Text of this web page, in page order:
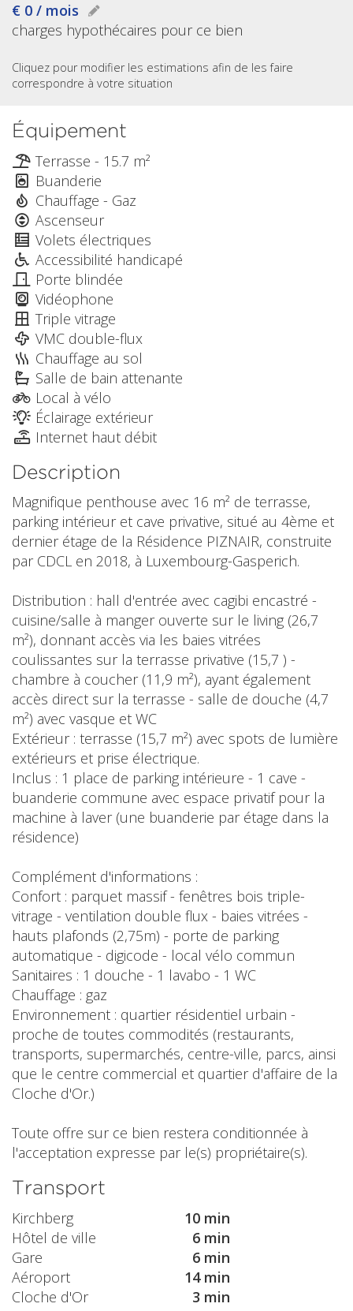
€ 0 / mois
charges hypothécaires pour ce bien
Cliquez pour modifier les estimations afin de les faire
correspondre à votre situation
Équipement
Terrasse - 15.7 m²
Buanderie
Chauffage - Gaz
Ascenseur
Volets électriques
Accessibilité handicapé
Porte blindée
Vidéophone
Triple vitrage
VMC double-flux
Chauffage au sol
Salle de bain attenante
Local à vélo
Éclairage extérieur
Internet haut débit
Description
Magnifique penthouse avec 16 m² de terrasse,
parking intérieur et cave privative, situé au 4ème et
dernier étage de la Résidence PIZNAIR, construite
par CDCL en 2018, à Luxembourg-Gasperich.
Distribution : hall d'entrée avec cagibi encastré -
cuisine/salle à manger ouverte sur le living (26,7
m²), donnant accès via les baies vitrées
coulissantes sur la terrasse privative (15,7 ) -
chambre à coucher (11,9 m²), ayant également
accès direct sur la terrasse - salle de douche (4,7
m²) avec vasque et WC
Extérieur : terrasse (15,7 m²) avec spots de lumière
extérieurs et prise électrique.
Inclus : 1 place de parking intérieure - 1 cave -
buanderie commune avec espace privatif pour la
machine à laver (une buanderie par étage dans la
résidence)
Complément d'informations :
Confort : parquet massif - fenêtres bois triple-
vitrage - ventilation double flux - baies vitrées -
hauts plafonds (2,75m) - porte de parking
automatique - digicode - local vélo commun
Sanitaires : 1 douche - 1 lavabo - 1 WC
Chauffage : gaz
Environnement : quartier résidentiel urbain -
proche de toutes commodités (restaurants,
transports, supermarchés, centre-ville, parcs, ainsi
que le centre commercial et quartier d'affaire de la
Cloche d'Or.)
Toute offre sur ce bien restera conditionnée à
l'acceptation expresse par le(s) propriétaire(s).
Transport
Kirchberg
10 min
Hôtel de ville
6 min
Gare
6 min
Aéroport
14 min
Cloche d'Or
3 min